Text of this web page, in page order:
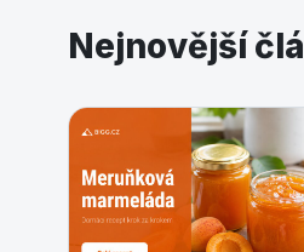
Nejnovější